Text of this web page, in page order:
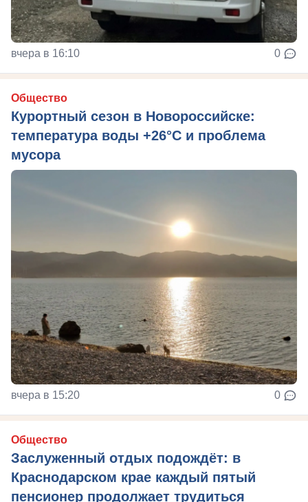
вчера в 16:10 0
Общество
Курортный сезон в Новороссийске:
температура воды +26°C и проблема
мусора
вчера в 15:20 0
Общество
Заслуженный отдых подождёт: в
Краснодарском крае каждый пятый
пенсионер продолжает трудиться